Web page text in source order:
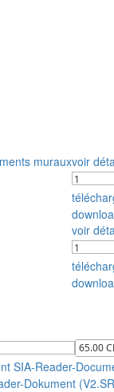
murauxvoir
voir
SIA-Reader-
Dokument